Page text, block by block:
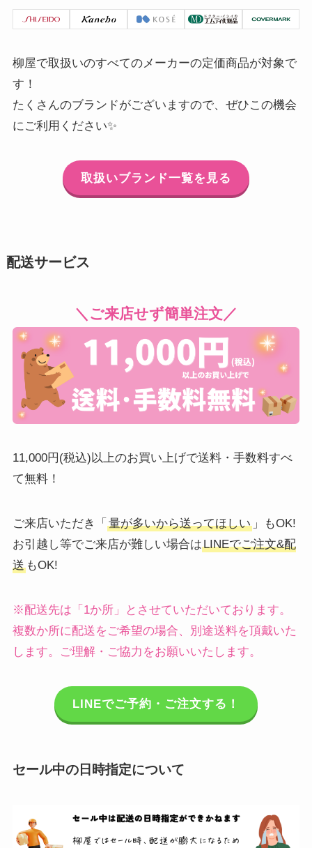
柳屋で取扱いのすべてのメーカーの定価商品が対象で
す！
たくさんのブランドがございますので、ぜひこの機会
にご利用ください✨
取扱いブランド一覧を見る
配送サービス
＼ご来店せず簡単注文／
11,000円(税込)以上のお買い上げで送料・手数料すべ
て無料！
ご来店いただき「 量が多いから送ってほしい」もOK!
お引越し等でご来店が難しい場合はLINEでご注文&配
送もOK!
※配送先は「1か所」とさせていただいております。
複数か所に配送をご希望の場合、別途送料を頂戴いた
します。ご理解・ご協力をお願いいたします。
LINEでご予約・ご注文する！
セール中の日時指定について